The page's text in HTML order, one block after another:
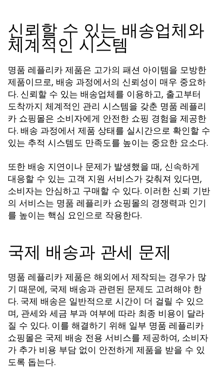
신뢰할 수 있는 배송업체와
체계적인 시스템
명품 레플리카 제품은 고가의 패션 아이템을 모방한
제품이므로, 배송 과정에서의 신뢰성이 매우 중요하
다. 신뢰할 수 있는 배송업체를 이용하고, 출고부터
도착까지 체계적인 관리 시스템을 갖춘 명품 레플리
카 쇼핑몰은 소비자에게 안전한 쇼핑 경험을 제공한
다. 배송 과정에서 제품 상태를 실시간으로 확인할 수
있는 추적 시스템도 만족도를 높이는 중요한 요소다.
또한 배송 지연이나 문제가 발생했을 때, 신속하게
대응할 수 있는 고객 지원 서비스가 갖춰져 있다면,
소비자는 안심하고 구매할 수 있다. 이러한 신뢰 기반
의 서비스는 명품 레플리카 쇼핑몰의 경쟁력과 인기
를 높이는 핵심 요인으로 작용한다.
국제 배송과 관세 문제
명품 레플리카 제품은 해외에서 제작되는 경우가 많
기 때문에, 국제 배송과 관련된 문제도 고려해야 한
다. 국제 배송은 일반적으로 시간이 더 걸릴 수 있으
며, 관세와 세금 부과 여부에 따라 최종 비용이 달라
질 수 있다. 이를 해결하기 위해 일부 명품 레플리카
쇼핑몰은 국제 배송 전용 서비스를 제공하여, 소비자
가 추가 비용 부담 없이 안전하게 제품을 받을 수 있
도록 돕는다.